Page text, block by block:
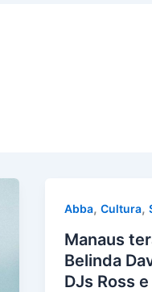
Abba, Cultura,
Manaus
Belinda
DJs Ross